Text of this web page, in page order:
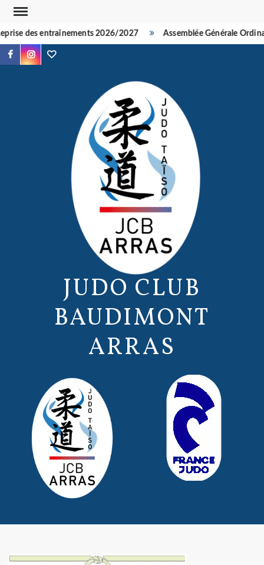
Skip
content
des entraînements 2026/2027 Assemblée Générale
FacebookInstagram
TikTok
JUDO CLUB
BAUDIMONT
ARRAS